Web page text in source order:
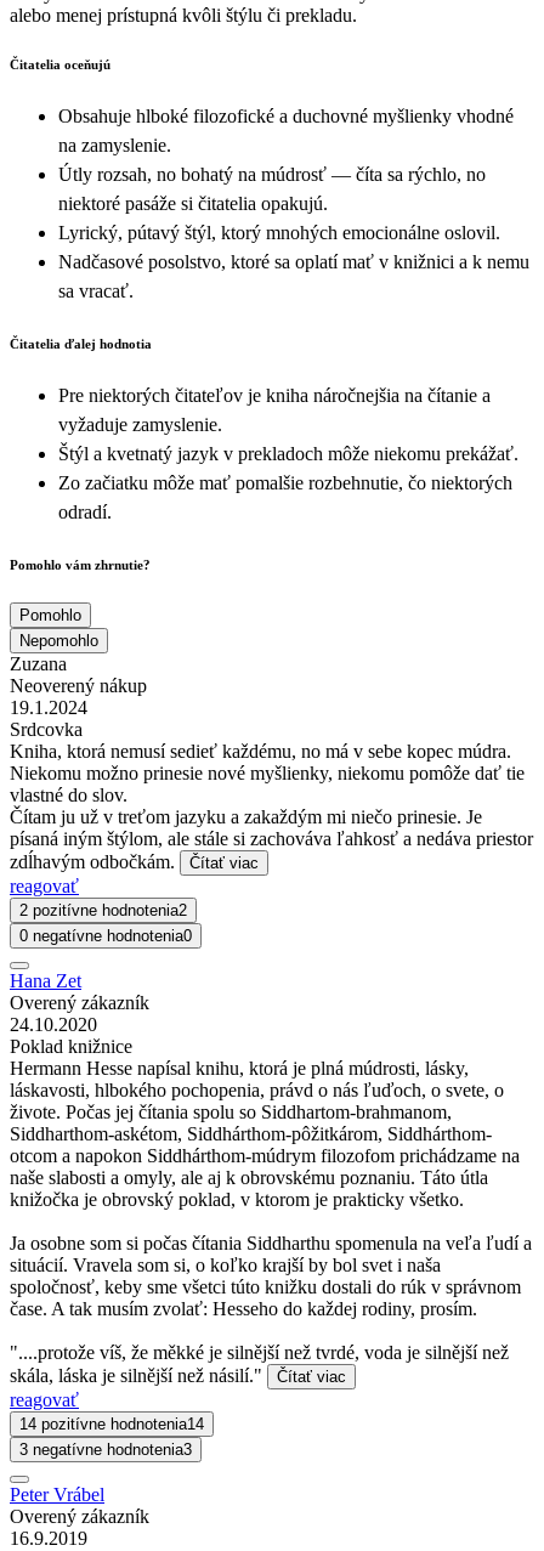
alebo menej prístupná kvôli štýlu či prekladu.
Čitatelia oceňujú
Obsahuje hlboké filozofické a duchovné myšlienky vhodné
na zamyslenie.
Útly rozsah, no bohatý na múdrosť — číta sa rýchlo, no
niektoré pasáže si čitatelia opakujú.
Lyrický, pútavý štýl, ktorý mnohých emocionálne oslovil.
Nadčasové posolstvo, ktoré sa oplatí mať v knižnici a k nemu
sa vracať.
Čitatelia ďalej hodnotia
Pre niektorých čitateľov je kniha náročnejšia na čítanie a
vyžaduje zamyslenie.
Štýl a kvetnatý jazyk v prekladoch môže niekomu prekážať.
Zo začiatku môže mať pomalšie rozbehnutie, čo niektorých
odradí.
Pomohlo vám zhrnutie?
Pomohlo
Nepomohlo
Zuzana
Neoverený nákup
19.1.2024
Srdcovka
Kniha, ktorá nemusí sedieť každému, no má v sebe kopec múdra.
Niekomu možno prinesie nové myšlienky, niekomu pomôže dať tie
vlastné do slov.
Čítam ju už v treťom jazyku a zakaždým mi niečo prinesie. Je
písaná iným štýlom, ale stále si zachováva ľahkosť a nedáva priestor
zdĺhavým odbočkám.
Čítať viac
reagovať
2 pozitívne hodnotenia2
0 negatívne hodnotenia0
Hana Zet
Overený zákazník
24.10.2020
Poklad knižnice
Hermann Hesse napísal knihu, ktorá je plná múdrosti, lásky,
láskavosti, hlbokého pochopenia, právd o nás ľuďoch, o svete, o
živote. Počas jej čítania spolu so Siddhartom-brahmanom,
Siddharthom-askétom, Siddhárthom-pôžitkárom, Siddhárthom-
otcom a napokon Siddhárthom-múdrym filozofom prichádzame na
naše slabosti a omyly, ale aj k obrovskému poznaniu. Táto útla
knižočka je obrovský poklad, v ktorom je prakticky všetko.
Ja osobne som si počas čítania Siddharthu spomenula na veľa ľudí a
situácií. Vravela som si, o koľko krajší by bol svet i naša
spoločnosť, keby sme všetci túto knižku dostali do rúk v správnom
čase. A tak musím zvolať: Hesseho do každej rodiny, prosím.
"....protože víš, že měkké je silnější než tvrdé, voda je silnější než
skála, láska je silnější než násilí."
Čítať viac
reagovať
14 pozitívne hodnotenia14
3 negatívne hodnotenia3
Peter Vrábel
Overený zákazník
16.9.2019